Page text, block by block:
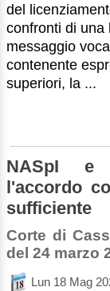
del
confronti di una
messaggio
contenente
superiori, la ...
NASpI e
l'accordo
sufficiente
Corte di
del 24 marzo
Lun 18 Mag